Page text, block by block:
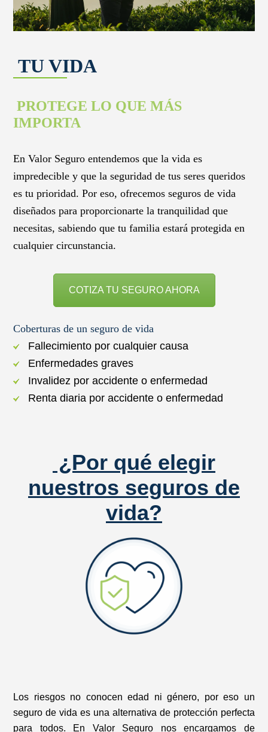
TU VIDA
PROTEGE LO QUE MÁS
IMPORTA
En Valor Seguro entendemos que la vida es
impredecible y que la seguridad de tus seres queridos
es tu prioridad. Por eso, ofrecemos seguros de vida
diseñados para proporcionarte la tranquilidad que
necesitas, sabiendo que tu familia estará protegida en
cualquier circunstancia.
COTIZA TU SEGURO AHORA
Coberturas de un seguro de vida
Fallecimiento por cualquier causa
Enfermedades graves
Invalidez por accidente o enfermedad
Renta diaria por accidente o enfermedad
¿Por qué elegir
nuestros seguros de
vida?
Los riesgos no conocen edad ni género, por eso un
seguro de vida es una alternativa de protección perfecta
para todos. En Valor Seguro nos encargamos de